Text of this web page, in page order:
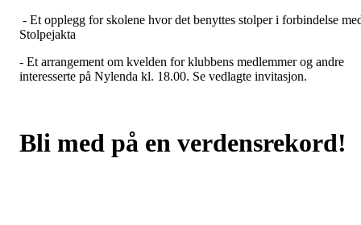
- Et opplegg for skolene hvor det benyttes stolper i forbindelse
Stolpejakta
- Et arrangement om kvelden for klubbens medlemmer og andre
interesserte på Nylenda kl. 18.00. Se vedlagte invitasjon.
Bli med på en